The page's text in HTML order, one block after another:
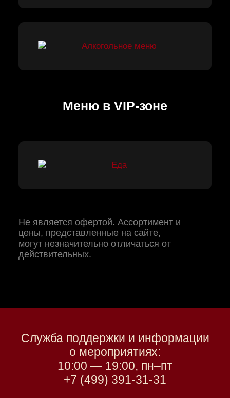
Меню в VIP-зоне
Не является офертой. Ассортимент и
цены, представленные на сайте,
могут незначительно отличаться от
действительных.
Служба поддержки и информации
о мероприятиях:
10:00 — 19:00, пн–пт
+7 (499) 391-31-31